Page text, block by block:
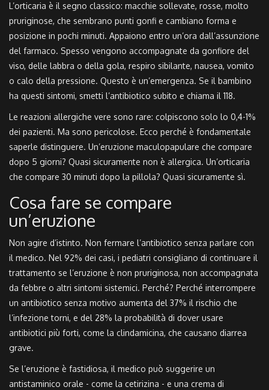
L’orticaria è il segno classico: macchie sollevate, rosse, molto
pruriginose, che sembrano punti gonfi e cambiano forma e
posizione in pochi minuti. Appaiono entro un’ora dall’assunzione
del farmaco. Spesso vengono accompagnate da gonfiore del
viso, delle labbra o della gola, respiro sibilante, nausea, vomito
o calo della pressione. Questo è un’emergenza. Se il bambino
ha questi sintomi, smetti l’antibiotico subito e chiama il 118.
Le reazioni allergiche vere sono rare: colpiscono solo lo 0,4-1%
dei pazienti. Ma sono pericolose. Ecco perché è fondamentale
saperle distinguere. Un’eruzione maculopapulare che compare
dopo 5 giorni? Quasi sicuramente non è allergica. Un’orticaria
che compare 30 minuti dopo la pillola? Quasi sicuramente sì.
Cosa fare se compare
un’eruzione
Non agire d’istinto. Non fermare l’antibiotico senza parlare con
il medico. Nel 92% dei casi, i pediatri consigliano di continuare il
trattamento se l’eruzione è non pruriginosa, non accompagnata
da febbre o altri sintomi sistemici. Perché? Perché interrompere
un antibiotico senza motivo aumenta del 37% il rischio che
l’infezione torni, e del 28% la probabilità di dover usare
antibiotici più forti, come la clindamicina, che causano diarrea
grave.
Se l’eruzione è fastidiosa, il medico può suggerire un
antistaminico orale - come la cetirizina - e una crema di